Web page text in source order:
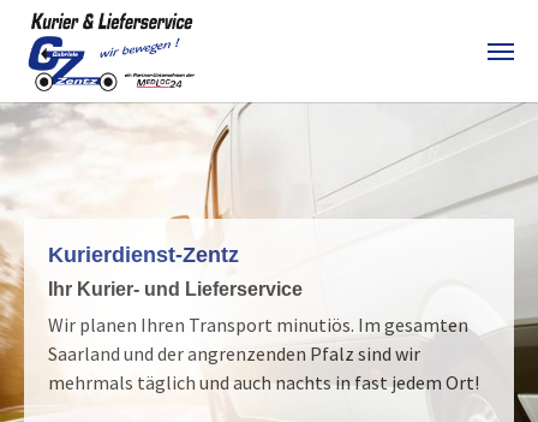
Skip to main content
Kurierdienst-Zentz
Ihr Kurier- und Lieferservice
Wir planen Ihren Transport minutiös. Im gesamten
Saarland und der angrenzenden Pfalz sind wir
mehrmals täglich und auch nachts in fast jedem Ort!